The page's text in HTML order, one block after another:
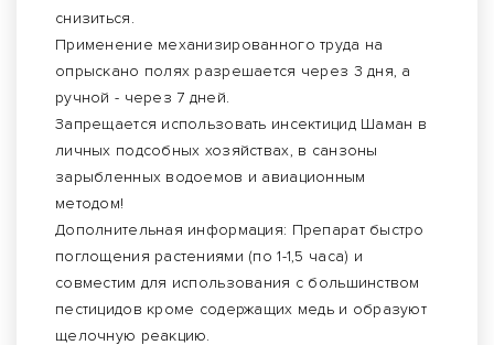
снизиться.
Применение механизированного труда на
опрыскано полях разрешается через 3 дня, а
ручной - через 7 дней.
Запрещается использовать инсектицид Шаман в
личных подсобных хозяйствах, в санзоны
зарыбленных водоемов и авиационным
методом!
Дополнительная информация: Препарат быстро
поглощения растениями (по 1-1,5 часа) и
совместим для использования с большинством
пестицидов кроме содержащих медь и образуют
щелочную реакцию.